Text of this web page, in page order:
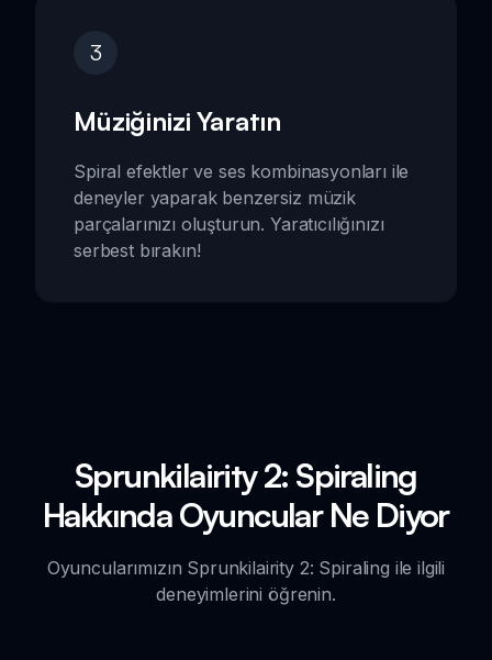
3
Müziğinizi Yaratın
Spiral efektler ve ses kombinasyonları ile
deneyler yaparak benzersiz müzik
parçalarınızı oluşturun. Yaratıcılığınızı
serbest bırakın!
Sprunkilairity 2: Spiraling
Hakkında Oyuncular Ne Diyor
Oyuncularımızın Sprunkilairity 2: Spiraling ile ilgili
deneyimlerini öğrenin.